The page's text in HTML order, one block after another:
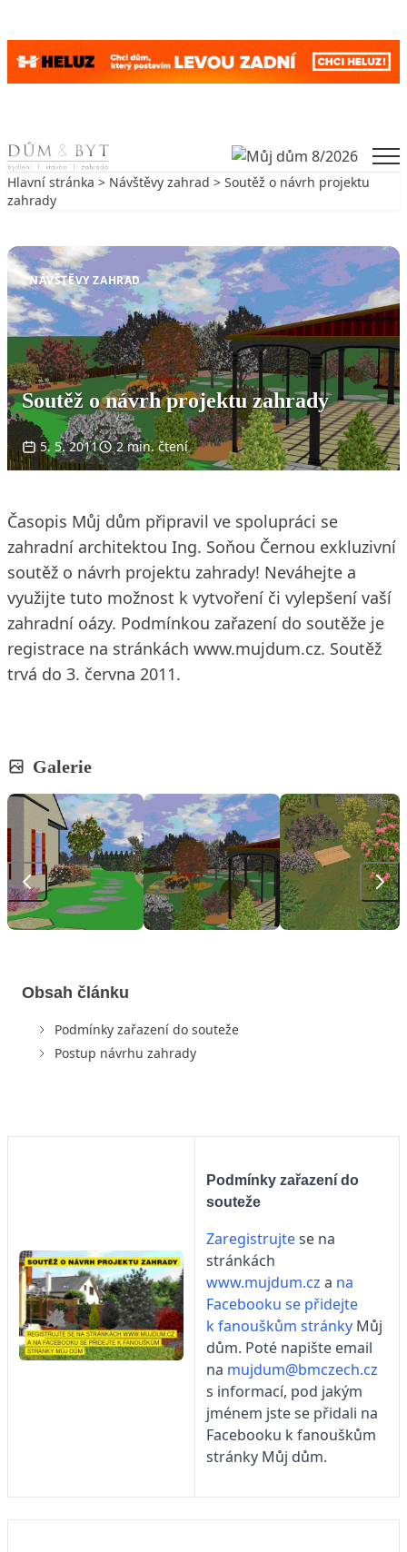
Skip to content
Hlavní stránka > Návštěvy zahrad > Soutěž o návrh projektu
zahrady
NÁVŠTĚVY ZAHRAD
Soutěž o návrh projektu zahrady
5. 5. 2011 2 min. čtení
Časopis Můj dům připravil ve spolupráci se
zahradní architektou Ing. Soňou Černou exkluzivní
soutěž o návrh projektu zahrady! Neváhejte a
využijte tuto možnost k vytvoření či vylepšení vaší
zahradní oázy. Podmínkou zařazení do soutěže je
registrace na stránkách www.mujdum.cz. Soutěž
trvá do 3. června 2011.
Galerie
Obsah článku
Podmínky zařazení do souteže
Postup návrhu zahrady
Podmínky zařazení do
souteže
Zaregistrujtese na
stránkách
www.mujdum.cz a na
Facebooku se přidejte
k fanouškům stránky Můj
dům. Poté napište email
na mujdum@bmczech.cz
s informací, pod jakým
jménem jste se přidali na
Facebooku k fanouškům
stránky Můj dům.